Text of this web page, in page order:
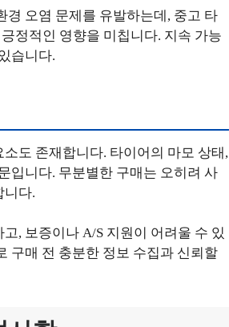
경 오염 문제를 유발하는데, 중고 타
정적인 영향을 미칩니다. 지속 가능
습니다.
도 존재합니다. 타이어의 마모 상태,
입니다. 무분별한 구매는 오히려 사
니다.
, 보증이나 A/S 지원이 어려울 수 있
구매 전 충분한 정보 수집과 신뢰할